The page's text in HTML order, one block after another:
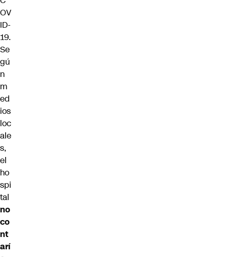
OV
ID-
19.
Se
gú
n
m
ed
ios
loc
ale
s,
el
ho
spi
tal
no
co
nt
arí